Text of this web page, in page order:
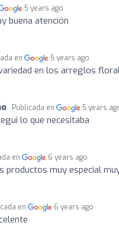
5 years ago
buena atención
en 5 years ago
en los arreglos
Publicada en 5 years
lo que necesitaba
en 6 years ago
productos muy especial
en 6 years ago